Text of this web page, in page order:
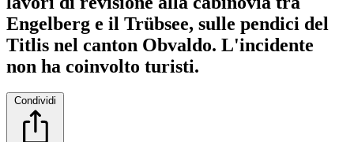
Engelberg e il Trübsee, sulle pendici del
Titlis nel canton Obvaldo. L'incidente
non ha coinvolto turisti.
Condividi